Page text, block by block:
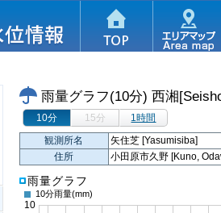
雨量グラフ(10分) 西湘
10分 15分
1時間
観測所名
矢住芝 [Yasumisiba]
住所
小田原市久野 [Kuno,
雨量グラフ
10分雨量(mm)